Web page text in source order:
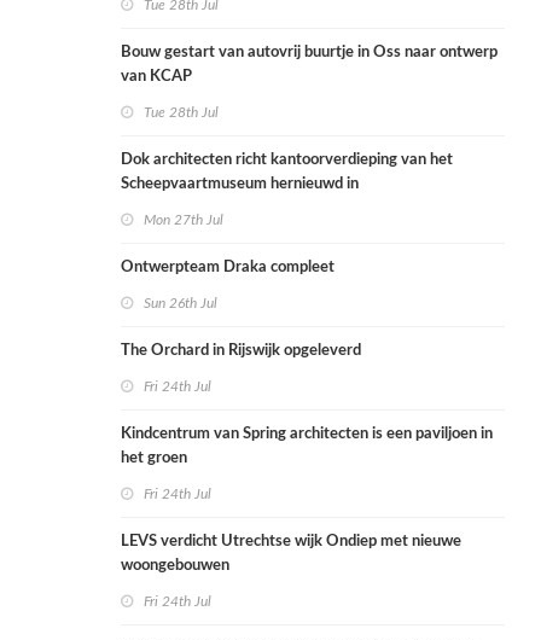
Tue 28th Jul
Bouw gestart van autovrij buurtje in Oss naar ontwerp
van KCAP
Tue 28th Jul
Dok architecten richt kantoorverdieping van het
Scheepvaartmuseum hernieuwd in
Mon 27th Jul
Ontwerpteam Draka compleet
Sun 26th Jul
The Orchard in Rijswijk opgeleverd
Fri 24th Jul
Kindcentrum van Spring architecten is een paviljoen in
het groen
Fri 24th Jul
LEVS verdicht Utrechtse wijk Ondiep met nieuwe
woongebouwen
Fri 24th Jul